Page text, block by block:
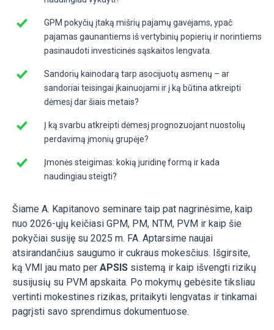
GPM pokyčių įtaką mišrių pajamų gavėjams, ypač
pajamas gaunantiems iš vertybinių popierių ir norintiems
pasinaudoti investicinės sąskaitos lengvata.
Sandorių kainodarą tarp asocijuotų asmenų – ar
sandoriai teisingai įkainuojami ir į ką būtina atkreipti
dėmesį dar šiais metais?
Į ką svarbu atkreipti dėmesį prognozuojant nuostolių
perdavimą įmonių grupėje?
Įmonės steigimas: kokią juridinę formą ir kada
naudingiau steigti?
Šiame A. Kapitanovo seminare taip pat nagrinėsime, kaip
nuo 2026-ųjų keičiasi GPM, PM, NTM, PVM ir kaip šie
pokyčiai susiję su 2025 m. FA. Aptarsime naujai
atsirandančius saugumo ir cukraus mokesčius. Išgirsite,
ką VMI jau mato per APSIS sistemą ir kaip išvengti rizikų
susijusių su PVM apskaita. Po mokymų gebėsite tiksliau
vertinti mokestines rizikas, pritaikyti lengvatas ir tinkamai
pagrįsti savo sprendimus dokumentuose.